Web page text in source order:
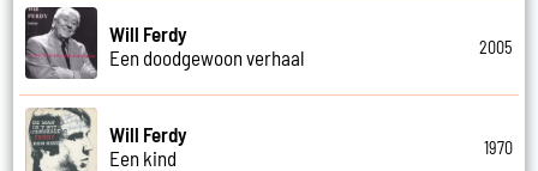
Will Ferdy
Een doodgewoon verhaal
2005
Will Ferdy
Een kind
1970